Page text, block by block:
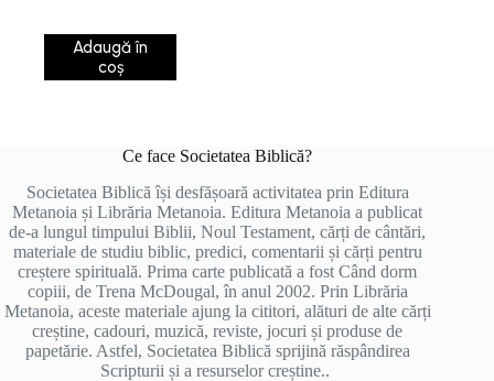
Adaugă în
coș
Ce face Societatea Biblică?
Societatea Biblică își desfășoară activitatea prin Editura
Metanoia și Librăria Metanoia. Editura Metanoia a publicat
de-a lungul timpului Biblii, Noul Testament, cărți de cântări,
materiale de studiu biblic, predici, comentarii și cărți pentru
creștere spirituală. Prima carte publicată a fost Când dorm
copiii, de Trena McDougal, în anul 2002. Prin Librăria
Metanoia, aceste materiale ajung la cititori, alături de alte cărți
creștine, cadouri, muzică, reviste, jocuri și produse de
papetărie. Astfel, Societatea Biblică sprijină răspândirea
Scripturii și a resurselor creștine..